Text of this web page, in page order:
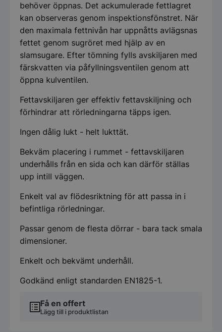
Få en offert
Lägg till i produktlistan
behöver öppnas. Det ackumulerade fettlagret
kan observeras genom inspektionsfönstret. När
den maximala fettnivån har uppnåtts avlägsnas
fettet genom sugröret med hjälp av en
slamsugare. Efter tömning fylls avskiljaren med
färskvatten via påfyllningsventilen genom att
öppna kulventilen.
Fettavskiljaren ger effektiv fettavskiljning och
förhindrar att rörledningarna täpps igen.
Ingen dålig lukt - helt lukttät.
Bekväm placering i rummet - fettavskiljaren
underhålls från en sida och kan därför ställas
upp intill väggen.
Enkelt val av flödesriktning för att passa in i
befintliga rörledningar.
Passar genom de flesta dörrar - bara tack smala
dimensioner.
Enkelt och bekvämt underhåll.
Godkänd enligt standarden EN1825-1.